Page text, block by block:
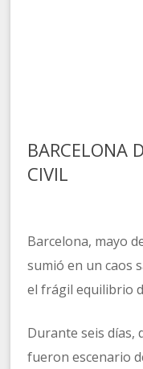
BARCELONA
CIVIL
Barcelona, mayo
sumió en un caos
el frágil equilibrio
Durante seis días,
fueron escenario